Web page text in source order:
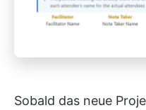
Sobald das neue